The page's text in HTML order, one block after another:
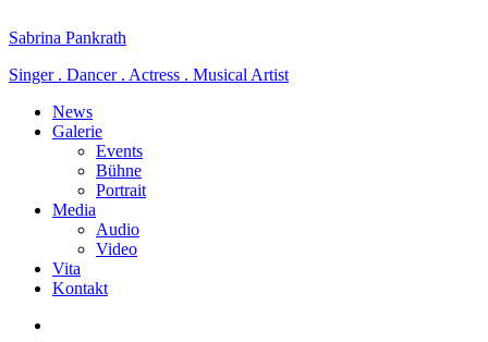
Sabrina Pankrath
Singer . Dancer . Actress . Musical Artist
News
Galerie
Events
Bühne
Portrait
Media
Audio
Video
Vita
Kontakt